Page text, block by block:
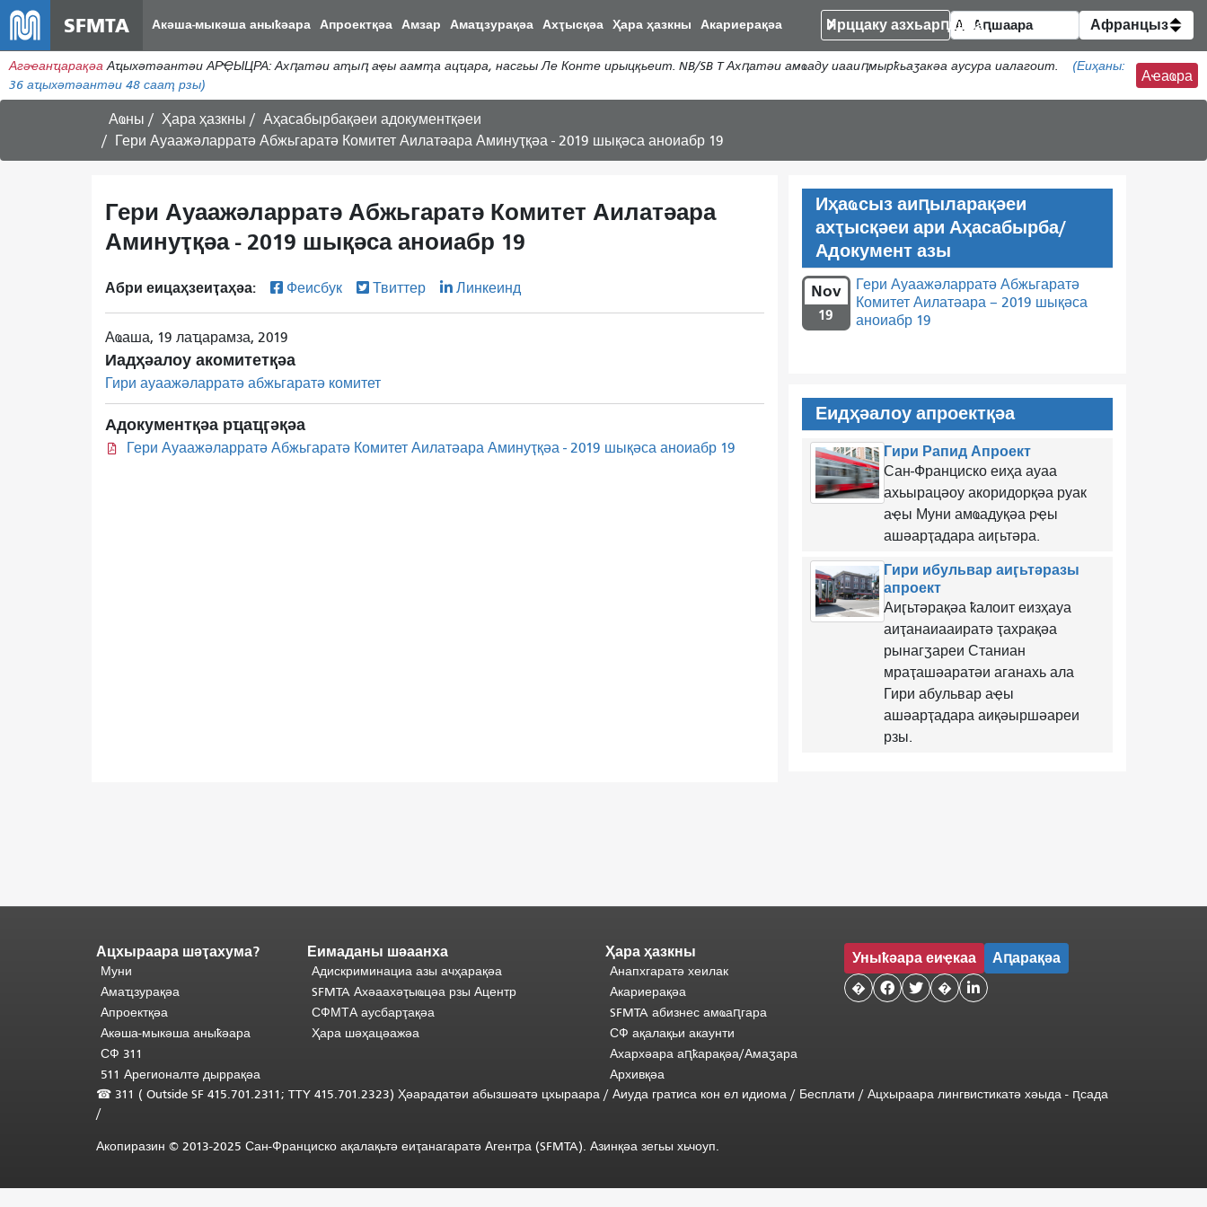
ау
контену
принципал
SFMTA Акәша-мыкәша аныҟәара Апроектқәа Амзар Амаҵзурақәа Ахҭысқәа Ҳара ҳазкны Акариерақәа Ирццаку азхьарԥшқәа Афранцыз
Агәҽанҵарақәа Аҵыхәтәантәи АРҾЫЦРА: Ахԥатәи аҭыԥ аҿы аамҭа ацҵара, насгьы Ле Конте ирыцқьеит. NB/SB T Ахԥатәи амҩаду иааиԥмырҟьаӡакәа аусура иалагоит.
(Еиҳаны:
36 аҵыхәтәантәи 48 сааҭ рзы)
Аҽаҩра
Аҩны Ҳара ҳазкны
Аҳасабырбақәеи адокументқәеи
Гери Ауаажәларратә Абжьгаратә Комитет Аилатәара Аминуҭқәа - 2019 шықәса аноиабр 19
Гери Ауаажәларратә Абжьгаратә Комитет Аилатәара
Аминуҭқәа - 2019 шықәса аноиабр 19
Абри еицаҳзеиҭаҳәа: Феисбук Твиттер Линкеинд
Аҩаша, 19 лаҵарамза, 2019
Иадҳәалоу акомитетқәа
Гири ауаажәларратә абжьгаратә комитет
Адокументқәа рҵаҵӷәқәа
Гери Ауаажәларратә Абжьгаратә Комитет Аилатәара Аминуҭқәа - 2019 шықәса аноиабр 19
Иҳаҩсыз аиԥыларақәеи
ахҭысқәеи ари Аҳасабырба/
Адокумент азы
Nov
19
Гери Ауаажәларратә Абжьгаратә
Комитет Аилатәара – 2019 шықәса
аноиабр 19
Еидҳәалоу апроектқәа
Гири Рапид Апроект
Сан-Франциско еиҳа ауаа
ахьырацәоу акоридорқәа руак
аҿы Муни амҩадуқәа рҿы
ашәарҭадара аиӷьтәра.
Гири ибульвар аиӷьтәразы
апроект
Аиӷьтәрақәа ҟалоит еизҳауа
аиҭанаиааиратә ҭахрақәа
рынагӡареи Станиан
мраҭашәаратәи аганахь ала
Гири абульвар аҿы
ашәарҭадара аиқәыршәареи
рзы.
Адаҟьа
аҵакы
анҵәамҭа.Ари
адаҟьа
иаанхаз
даҟьацыԥхьаӡа
Аҵакы
хада
ахыхь
шәхынҳәы."
Ацхыраара шәҭахума?
Муни
Амаҵзурақәа
Апроектқәа
Акәша-мыкәша аныҟәара
СФ 311
511 Арегионалтә дыррақәа
Еимаданы шәаанха
Адискриминациа азы ачҳарақәа
SFMTA Ахәаахәҭыҩцәа рзы Ацентр
СФМТА аусбарҭақәа
Ҳара шәҳацәажәа
Ҳара ҳазкны
Анапхгаратә хеилак
Акариерақәа
SFMTA абизнес амҩаԥгара
СФ ақалақьи акаунти
Ахархәара аԥҟарақәа/Амаӡара
Архивқәа
Уныҟәара еиҿкаа Аԥарақәа
�   � 
☎ 311 ( Outside SF 415.701.2311; TTY 415.701.2323) Ҳәарадатәи абызшәатә цхыраара / Аиуда гратиса кон ел идиома / Бесплати / Ацхыраара лингвистикатә хәыда - ԥсада
/
Акопиразин © 2013-2025 Сан-Франциско ақалақьтә еиҭанагаратә Агентра (SFMTA). Азинқәа зегьы хьчоуп.